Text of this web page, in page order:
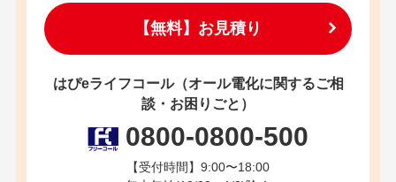
【無料】お見積り
はぴeライフコール（オール電化に関するご相
談・お困りごと）
0800-0800-500
【受付時間】9:00〜18:00